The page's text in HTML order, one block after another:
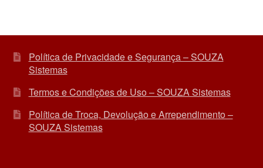
Política de Privacidade e Segurança – SOUZA
Sistemas
Termos e Condições de Uso – SOUZA Sistemas
Política de Troca, Devolução e Arrependimento –
SOUZA Sistemas